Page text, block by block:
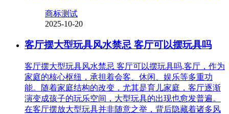
商标测试
2025-10-20
客厅摆大型玩具风水禁忌 客厅可以摆玩具吗
客厅摆大型玩具风水禁忌 客厅可以摆玩具吗,客厅，作为
家庭的核心枢纽，承担着会客、休闲、娱乐等多重功
能。随着家庭结构的改变，尤其是育儿家庭，客厅逐渐
演变成孩子的玩乐空间，大型玩具的出现也愈发普遍。
在客厅摆放大型玩具并非随意之举，背后隐藏着诸多风